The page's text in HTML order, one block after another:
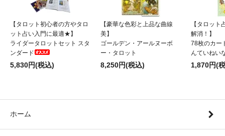
【タロット初心者の方やタロ
ット占い入門に最適★】
ライダータロットセット スタ
ンダード
5,830円(税込)
【豪華な色彩と上品な曲線
美】
ゴールデン・アールヌーボ
ー・タロット
8,250円(税込)
【タロット
解消！】
78枚のカー
んていねい
1,870円(
ホーム